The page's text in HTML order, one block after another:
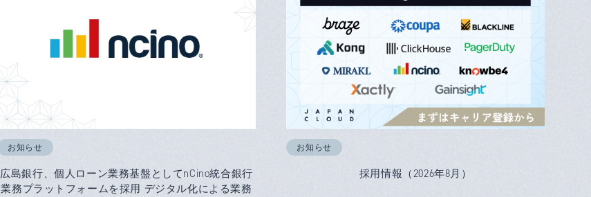
お知らせ
広島銀行、個人ローン業務基盤としてnCino統合銀行
業務プラットフォームを採用 デジタル化による業務
お知らせ
採用情報（2026年8月）